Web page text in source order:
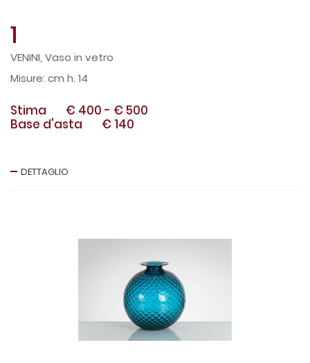
1
VENINI, Vaso in vetro
cm h. 14
Stima € 400 - € 500
Base d'asta
€ 140
DETTAGLIO